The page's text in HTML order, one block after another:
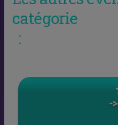
catégorie
:
-